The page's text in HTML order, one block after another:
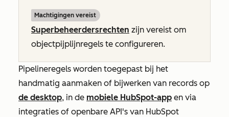
Machtigingen vereist
Superbeheerdersrechten zijn vereist om
objectpijplijnregels te configureren.
Pipelineregels worden toegepast bij het
handmatig aanmaken of bijwerken van records op
de desktop, in de mobiele HubSpot-app en via
integraties of openbare API's van HubSpot